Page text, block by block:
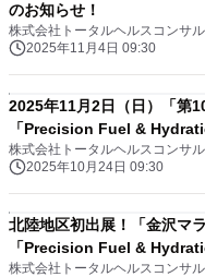
のお知らせ！
株式会社トータルヘルスコンサ
2025年11月4日 09:30
2025年11月2日（日）「第
「Precision Fuel &
株式会社トータルヘルスコンサ
2025年10月24日 09:30
北陸地区初出展！「金沢マ
「Precision Fuel &
株式会社トータルヘルスコンサ